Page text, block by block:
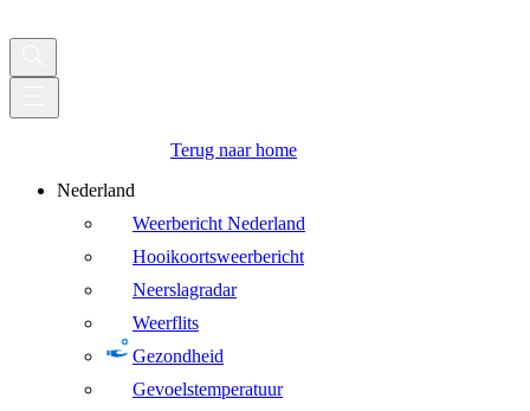
Terug naar home
Nederland
Weerbericht Nederland
Hooikoortsweerbericht
Neerslagradar
Weerflits
Gezondheid
Gevoelstemperatuur